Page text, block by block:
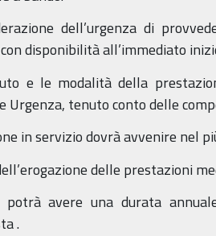
dell’urgenza di
disponibilità all’immediato
e le modalità della
Urgenza, tenuto conto delle
in servizio dovrà avvenire nel
delle prestazioni
potrà avere una durata
.